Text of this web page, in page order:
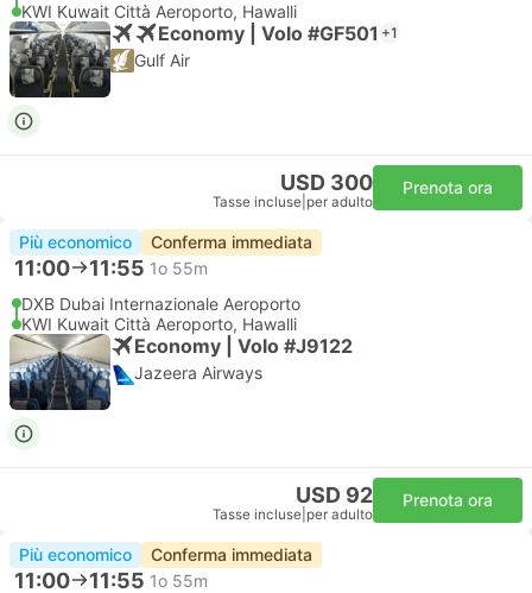
KWI Kuwait Città Aeroporto, Hawalli
Economy | Volo #GF501 +1
Gulf Air
USD 300
Tasse incluse per adulto
Prenota ora
Più economico Conferma immediata
11:00 11:55 1o 55m
DXB Dubai Internazionale Aeroporto
KWI Kuwait Città Aeroporto, Hawalli
Economy | Volo #J9122
Jazeera Airways
USD 92
Tasse incluse per adulto
Prenota ora
Più economico Conferma immediata
11:00 11:55 1o 55m